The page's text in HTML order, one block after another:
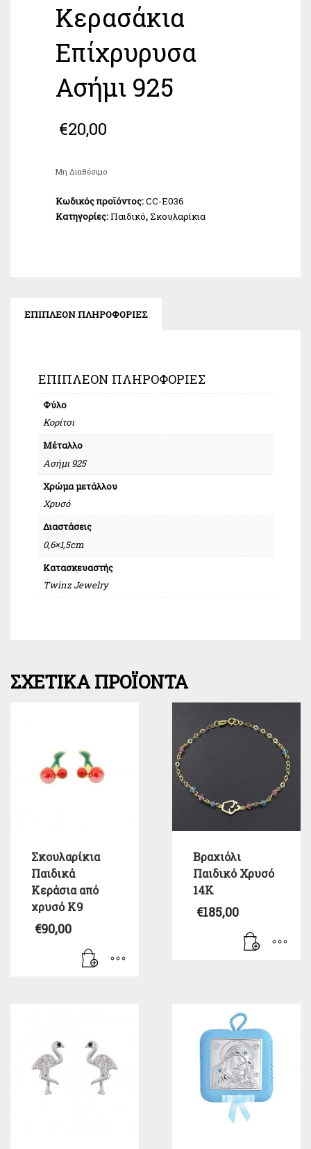
Κερασάκια
Επίχρυρυσα
Ασήμι 925
€20,00
Μη Διαθέσιμο
Κωδικός προϊόντος:CC-E036
Κατηγορίες:Παιδικό, Σκουλαρίκια
ΕΠΙΠΛΈΟΝ ΠΛΗΡΟΦΟΡΊΕΣ
ΕΠΙΠΛΈΟΝ ΠΛΗΡΟΦΟΡΊΕΣ
Φύλο
Κορίτσι
Μέταλλο
Ασήμι 925
Χρώμα μετάλλου
Χρυσό
Διαστάσεις
0,6×1,5cm
Κατασκευαστής
Twinz Jewelry
ΣΧΕΤΙΚΆ ΠΡΟΪΌΝΤΑ
Σκουλαρίκια
Παιδικά
Κεράσια από
χρυσό Κ9
€90,00
Βραχιόλι
Παιδικό Χρυσό
14Κ
€185,00